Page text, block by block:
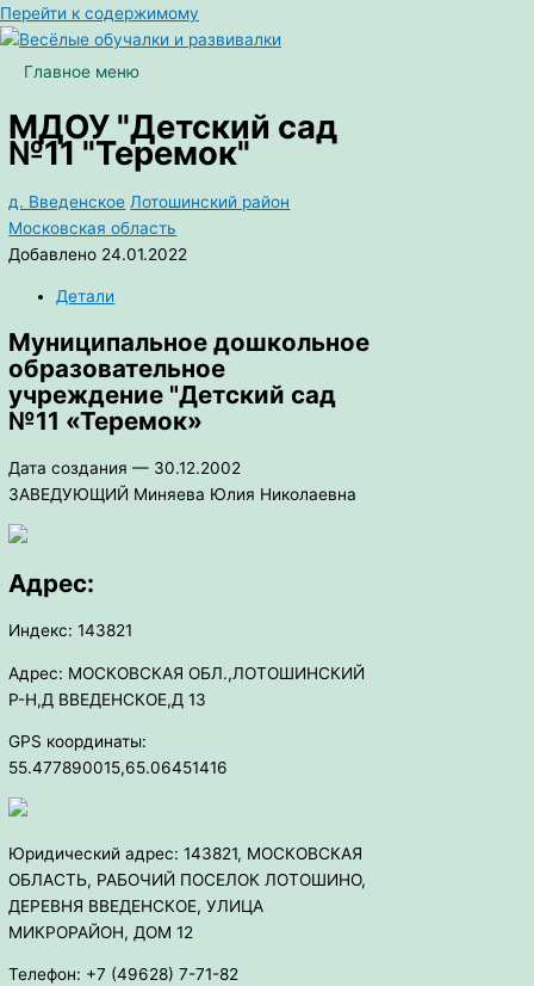
Перейти к содержимому
Главное меню
МДОУ "Детский сад
№11 "Теремок"
д. Введенское Лотошинский район
Московская область
Добавлено 24.01.2022
Детали
Муниципальное дошкольное
образовательное
учреждение "Детский сад
№11 «Теремок»
Дата создания — 30.12.2002
ЗАВЕДУЮЩИЙ Миняева Юлия Николаевна
Адрес:
Индекс: 143821
Адрес: МОСКОВСКАЯ ОБЛ.,ЛОТОШИНСКИЙ
Р-Н,Д ВВЕДЕНСКОЕ,Д 13
GPS координаты:
55.477890015,65.06451416
Юридический адрес: 143821, МОСКОВСКАЯ
ОБЛАСТЬ, РАБОЧИЙ ПОСЕЛОК ЛОТОШИНО,
ДЕРЕВНЯ ВВЕДЕНСКОЕ, УЛИЦА
МИКРОРАЙОН, ДОМ 12
Телефон: +7 (49628) 7-71-82